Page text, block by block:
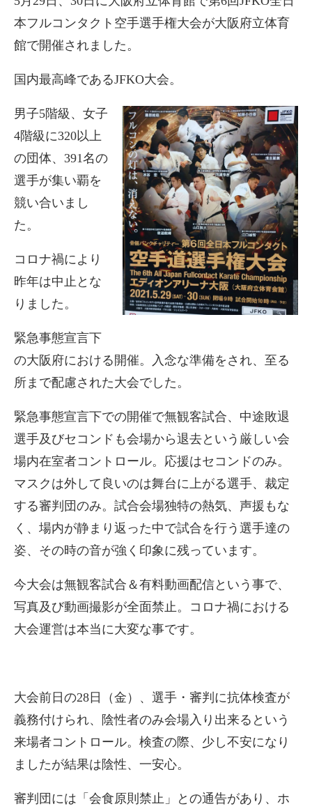
本フルコンタクト空手選手権大会が大阪府立体育
館で開催されました。
国内最高峰であるJFKO大会。
男子5階級、女子
4階級に320以上
の団体、391名の
選手が集い覇を
競い合いまし
た。
コロナ禍により
昨年は中止とな
りました。
緊急事態宣言下
の大阪府における開催。入念な準備をされ、至る
所まで配慮された大会でした。
緊急事態宣言下での開催で無観客試合、中途敗退
選手及びセコンドも会場から退去という厳しい会
場内在室者コントロール。応援はセコンドのみ。
マスクは外して良いのは舞台に上がる選手、裁定
する審判団のみ。試合会場独特の熱気、声援もな
く、場内が静まり返った中で試合を行う選手達の
姿、その時の音が強く印象に残っています。
今大会は無観客試合＆有料動画配信という事で、
写真及び動画撮影が全面禁止。コロナ禍における
大会運営は本当に大変な事です。
大会前日の28日（金）、選手・審判に抗体検査が
義務付けられ、陰性者のみ会場入り出来るという
来場者コントロール。検査の際、少し不安になり
ましたが結果は陰性、一安心。
審判団には「会食原則禁止」との通告があり、ホ